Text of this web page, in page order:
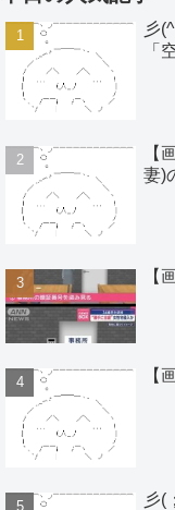
彡
「
【
妻)
【
【
彡(